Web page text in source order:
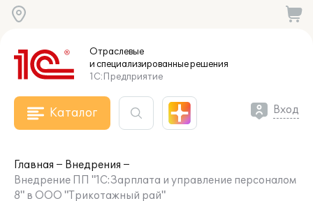
Отраслевые
и специализированныерешения
1С:Предприятие
Каталог Вход
Главная
Внедрения
Внедрение ПП "1С:Зарплата и управление персоналом
8" в ООО "Трикотажный рай"